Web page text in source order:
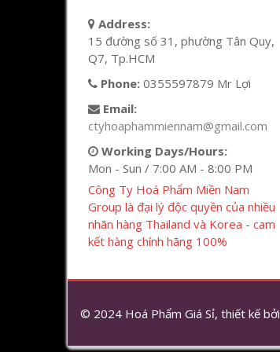
Address:
15 đường số 31, phường Tân Quy,
Q7, Tp.HCM
Phone: 0355597879 Mr Lợi
Email:
ctyhoaphammiennam@gmail.com
Working Days/Hours:
Mon - Sun / 7:00 AM - 8:00 PM
Công Ty Hoá Phẩm Miền Nam
Group là đại lý độc quyền của nhiều
nhãn hàng Thailand và Korea - cam
kết hàng chính hãng 100%
© 2024 Hoá Phẩm Giá Sỉ, thiết kế bởi